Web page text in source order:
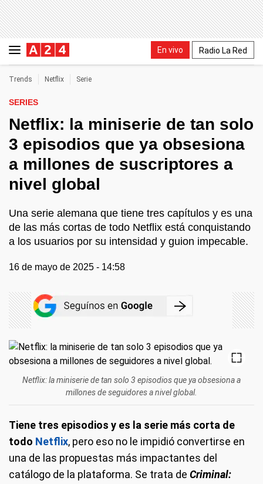
En vivo Radio La Red
Trends Netflix Serie
SERIES
Netflix: la miniserie de tan solo
3 episodios que ya obsesiona
a millones de suscriptores a
nivel global
Una serie alemana que tiene tres capítulos y es una
de las más cortas de todo Netflix está conquistando
a los usuarios por su intensidad y guion impecable.
16 de mayo de 2025 - 14:58
Netflix: la miniserie de tan solo 3 episodios que ya obsesiona a
millones de seguidores a nivel global.
Tiene tres episodios y es la serie más corta de
todo Netflix, pero eso no le impidió convertirse en
una de las propuestas más impactantes del
catálogo de la plataforma. Se trata de Criminal: